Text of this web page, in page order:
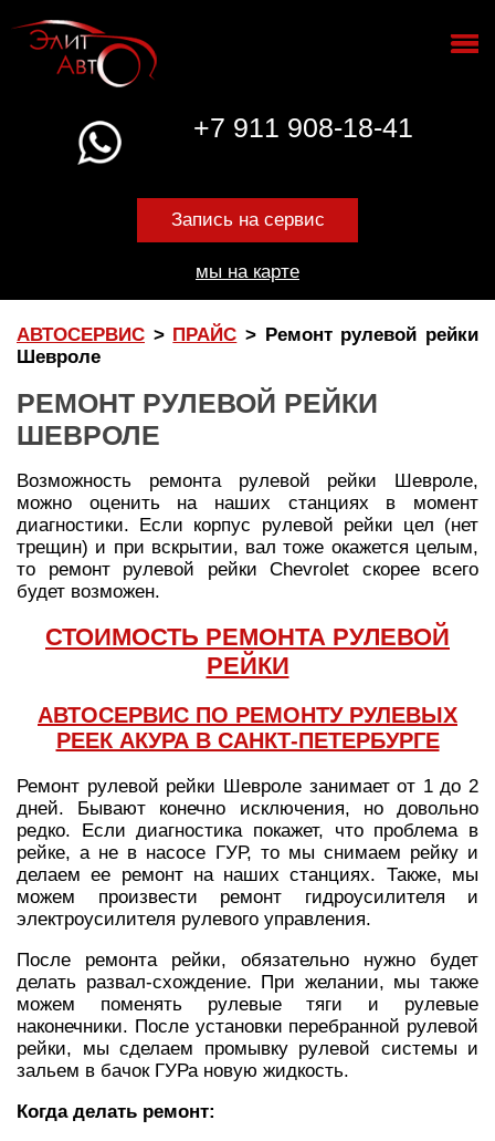
+7 911 908-18-41
Запись на сервис
мы на карте
АВТОСЕРВИС > ПРАЙС > Ремонт рулевой рейки
Шевроле
РЕМОНТ РУЛЕВОЙ РЕЙКИ
ШЕВРОЛЕ
Возможность ремонта рулевой рейки Шевроле,
можно оценить на наших станциях в момент
диагностики. Если корпус рулевой рейки цел (нет
трещин) и при вскрытии, вал тоже окажется целым,
то ремонт рулевой рейки Chevrolet скорее всего
будет возможен.
СТОИМОСТЬ РЕМОНТА РУЛЕВОЙ
РЕЙКИ
АВТОСЕРВИС ПО РЕМОНТУ РУЛЕВЫХ
РЕЕК АКУРА В САНКТ-ПЕТЕРБУРГЕ
Ремонт рулевой рейки Шевроле занимает от 1 до 2
дней. Бывают конечно исключения, но довольно
редко. Если диагностика покажет, что проблема в
рейке, а не в насосе ГУР, то мы снимаем рейку и
делаем ее ремонт на наших станциях. Также, мы
можем произвести ремонт гидроусилителя и
электроусилителя рулевого управления.
После ремонта рейки, обязательно нужно будет
делать развал-схождение. При желании, мы также
можем поменять рулевые тяги и рулевые
наконечники. После установки перебранной рулевой
рейки, мы сделаем промывку рулевой системы и
зальем в бачок ГУРа новую жидкость.
Когда делать ремонт: